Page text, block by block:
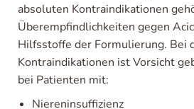
absoluten Kontraindikationen
Überempfindlichkeiten gegen
Hilfsstoffe der Formulierung. Bei
Kontraindikationen ist Vorsicht
bei Patienten mit:
Niereninsuffizienz